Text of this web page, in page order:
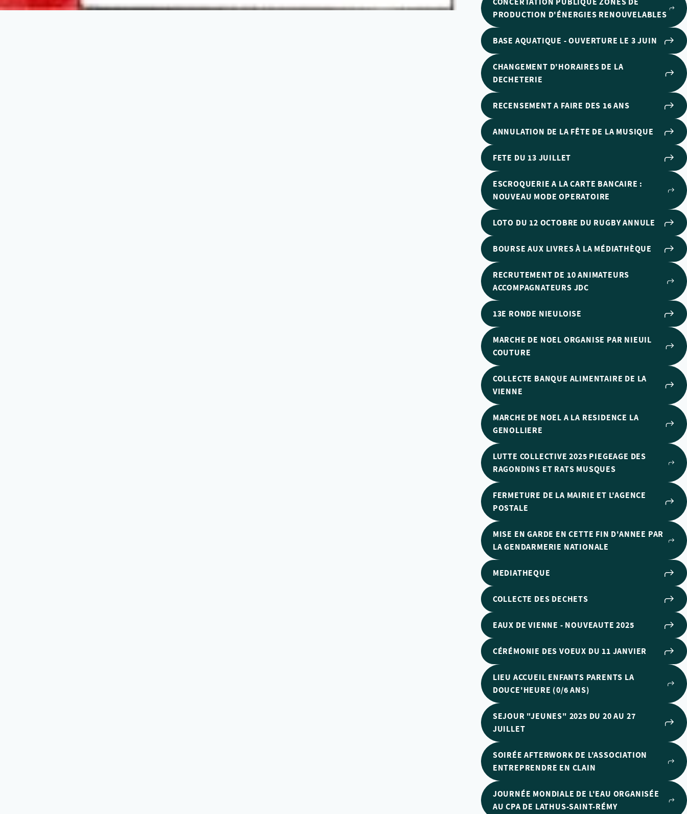
PRODUCTION D'ÉNERGIES RENOUVELABLES
BASE AQUATIQUE - OUVERTURE LE 3 JUIN
CHANGEMENT D'HORAIRES DE LA
DECHETERIE
RECENSEMENT A FAIRE DES 16 ANS
ANNULATION DE LA FÊTE DE LA MUSIQUE
FETE DU 13 JUILLET
ESCROQUERIE A LA CARTE BANCAIRE :
NOUVEAU MODE OPERATOIRE
LOTO DU 12 OCTOBRE DU RUGBY ANNULE
BOURSE AUX LIVRES À LA MÉDIATHÈQUE
RECRUTEMENT DE 10 ANIMATEURS
ACCOMPAGNATEURS JDC
13E RONDE NIEULOISE
MARCHE DE NOEL ORGANISE PAR NIEUIL
COUTURE
COLLECTE BANQUE ALIMENTAIRE DE LA
VIENNE
MARCHE DE NOEL A LA RESIDENCE LA
GENOLLIERE
LUTTE COLLECTIVE 2025 PIEGEAGE DES
RAGONDINS ET RATS MUSQUES
FERMETURE DE LA MAIRIE ET L'AGENCE
POSTALE
MISE EN GARDE EN CETTE FIN D'ANNEE PAR
LA GENDARMERIE NATIONALE
MEDIATHEQUE
COLLECTE DES DECHETS
EAUX DE VIENNE - NOUVEAUTE 2025
CÉRÉMONIE DES VOEUX DU 11 JANVIER
LIEU ACCUEIL ENFANTS PARENTS LA
DOUCE'HEURE (0/6 ANS)
SEJOUR "JEUNES" 2025 DU 20 AU 27
JUILLET
SOIRÉE AFTERWORK DE L'ASSOCIATION
ENTREPRENDRE EN CLAIN
JOURNÉE MONDIALE DE L'EAU ORGANISÉE
AU CPA DE LATHUS-SAINT-RÉMY